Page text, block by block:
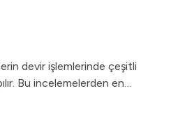
devir işlemlerinde çeşitli
Bu incelemelerden en
gerçekleştirilir.